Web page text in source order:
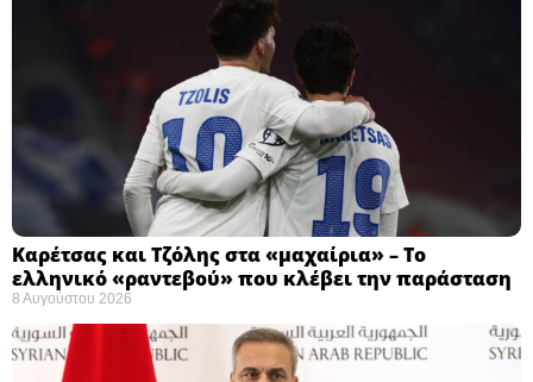
Καρέτσας και Τζόλης στα «μαχαίρια» – Το
ελληνικό «ραντεβού» που κλέβει την παράσταση
8 Αυγούστου 2026